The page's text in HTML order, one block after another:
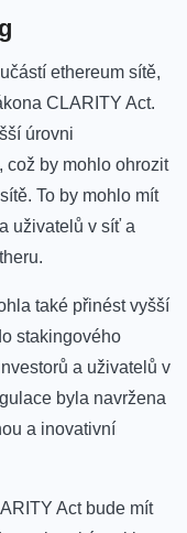
ethereum ⁣sítě,
CLARITY Act.
úrovni
což by mohlo ohrozit
To by mohlo⁤ mít
‍uživatelů v síť ‌a
také přinést vyšší
stakingového
‍a uživatelů v
byla navržena
a​ inovativní⁣
Act bude mít